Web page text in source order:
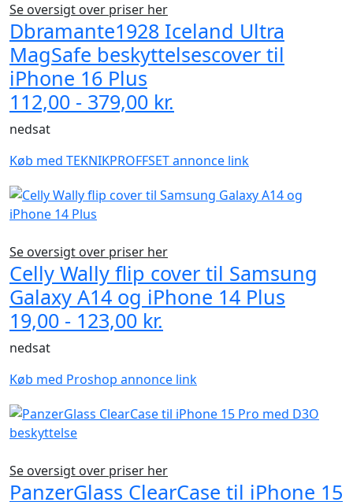
Se oversigt over priser her
Dbramante1928 Iceland Ultra
MagSafe beskyttelsescover til
iPhone 16 Plus
112,00 - 379,00 kr.
nedsat
Køb med TEKNIKPROFFSET annonce link
Se oversigt over priser her
Celly Wally flip cover til Samsung
Galaxy A14 og iPhone 14 Plus
19,00 - 123,00 kr.
nedsat
Køb med Proshop annonce link
Se oversigt over priser her
PanzerGlass ClearCase til iPhone 15